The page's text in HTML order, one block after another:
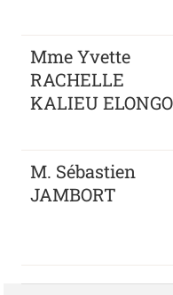
Mme Yvette
RACHELLE
KALIEU ELONGO
M. Sébastien
JAMBORT